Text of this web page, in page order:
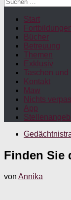
nach:
Start
Bücher
Betreuung
Themen
Exklusiv
Taschen und
Kontakt
Maw
Nichts
App
Finden Sie
von Annika